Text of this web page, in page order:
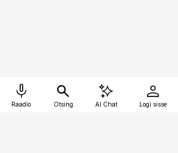
Raadio Otsing AI Chat Logi sisse